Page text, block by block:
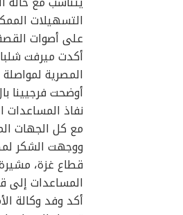
التسهيلات
على أصوات
المصرية
نفاذ المساعدات
مع كل الجهات
ووجهت الشكر
قطاع غزة،
المساعدات إلى
أكد وفد وكالة